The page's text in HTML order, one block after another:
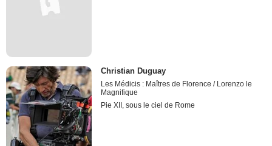
Christian Duguay
Les Médicis : Maîtres de Florence / Lorenzo le
Magnifique
Pie XII, sous le ciel de Rome